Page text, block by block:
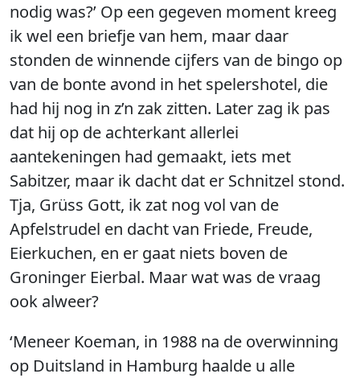
nodig was?’ Op een gegeven moment kreeg
ik wel een briefje van hem, maar daar
stonden de winnende cijfers van de bingo op
van de bonte avond in het spelershotel, die
had hij nog in z’n zak zitten. Later zag ik pas
dat hij op de achterkant allerlei
aantekeningen had gemaakt, iets met
Sabitzer, maar ik dacht dat er Schnitzel stond.
Tja, Grüss Gott, ik zat nog vol van de
Apfelstrudel en dacht van Friede, Freude,
Eierkuchen, en er gaat niets boven de
Groninger Eierbal. Maar wat was de vraag
ook alweer?
‘Meneer Koeman, in 1988 na de overwinning
op Duitsland in Hamburg haalde u alle